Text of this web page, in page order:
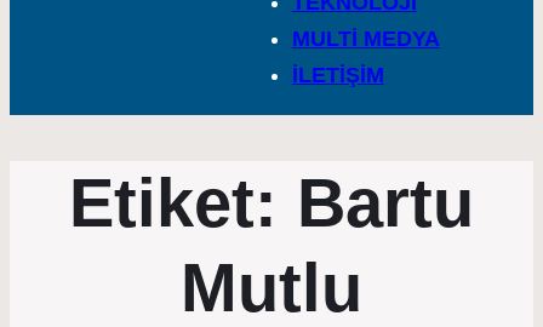
MULTİ MEDYA
İLETİŞİM
Etiket: Bartu
Mutlu